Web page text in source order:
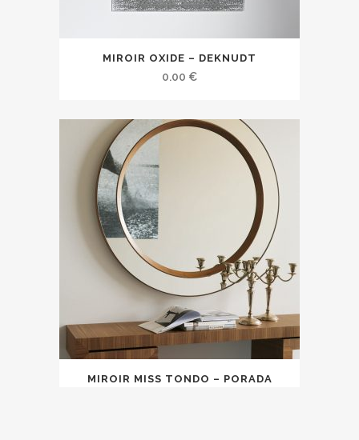
MIROIR OXIDE – DEKNUDT
0.00 €
MIROIR MISS TONDO – PORADA